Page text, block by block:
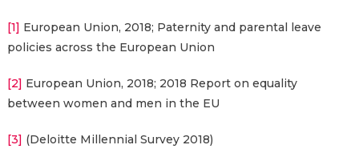
[1] European Union, 2018; Paternity and parental leave
policies across the European Union
[2] European Union, 2018; 2018 Report on equality
between women and men in the EU
[3] (Deloitte Millennial Survey 2018)